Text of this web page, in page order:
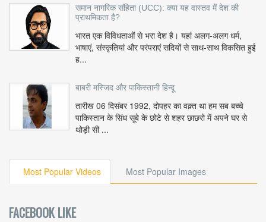
समान नागरिक संहिता (UCC): क्या यह वास्तव में देश की
प्राथमिकता है?
भारत एक विविधताओं से भरा देश है। यहां अलग-अलग धर्म,
भाषाएं, संस्कृतियां और परंपराएं सदियों से साथ-साथ विकसित हुई
ह...
बाबरी मस्जिद और पाकिस्तानी हिन्दू
तारीख 06 दिसंबर 1992, दोपहर का वक़्त था हम सब बच्चे
पाकिस्तान के सिंध सूबे के छोटे से शहर छाछरो में अपने घर से
थोड़ी सी ...
Most Popular Videos Most Popular Images
FACEBOOK LIKE